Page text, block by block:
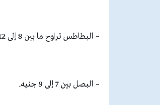
– البطاطس تراوح ما بين 8 إلى 12 جنيهات.
– البصل بين 7 إلى 9 جنيه.